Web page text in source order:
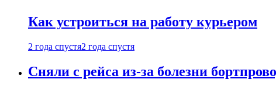
Как устроиться на работу курьером
2 года спустя2 года спустя
Сняли с рейса из-за болезни